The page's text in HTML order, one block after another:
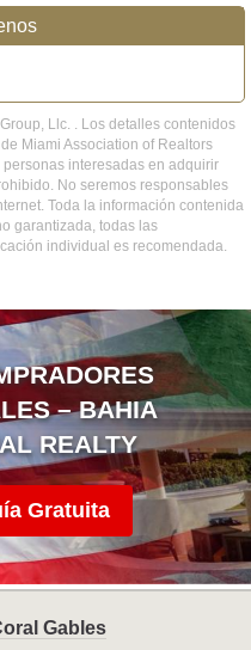
Llc. . Los detalles contenidos
Miami Association of Realtors
interesadas en adquirir
No seremos responsables
Toda la información contenida
garantizada, todas las
individual es recomendada.
– BAHIA
REALTY
Gratuita
Gables